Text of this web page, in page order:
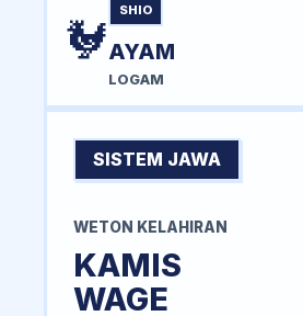
🐓
SHIO
AYAM
LOGAM
SISTEM JAWA
WETON KELAHIRAN
KAMIS
WAGE